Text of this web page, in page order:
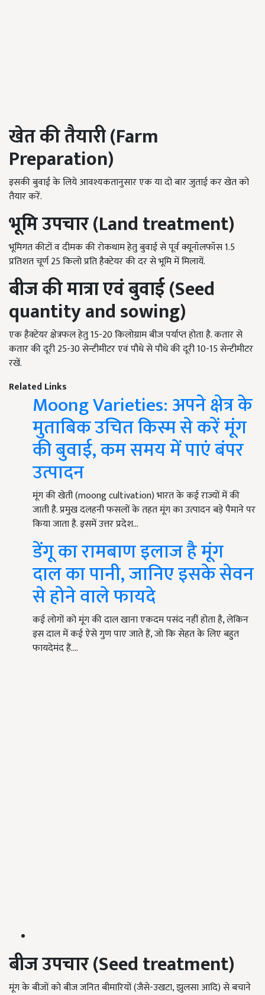
खेत की तैयारी (Farm
Preparation)
इसकी बुवाई के लिये आवश्यकतानुसार एक या दो बार जुताई कर खेत को
तैयार करें.
भूमि उपचार (Land treatment)
भूमिगत कीटों व दीमक की रोकथाम हेतु बुवाई से पूर्व क्यूनॉलफॉस 1.5
प्रतिशत चूर्ण 25 किलो प्रति हैक्टेयर की दर से भूमि में मिलायें.
बीज की मात्रा एवं बुवाई (Seed
quantity and sowing)
एक हैक्टेयर क्षेत्रफल हेतु 15-20 किलोग्राम बीज पर्याप्त होता है. कतार से
कतार की दूरी 25-30 सेन्टीमीटर एवं पौधे से पौधे की दूरी 10-15 सेन्टीमीटर
रखें.
Related Links
Moong Varieties: अपने क्षेत्र के
मुताबिक उचित किस्म से करें मूंग
की बुवाई, कम समय में पाएं बंपर
उत्पादन
मूंग की खेती (moong cultivation) भारत के कई राज्यों में की
जाती है. प्रमुख दलहनी फसलों के तहत मूंग का उत्पादन बड़े पैमाने पर
किया जाता है. इसमें उत्तर प्रदेश…
डेंगू का रामबाण इलाज है मूंग
दाल का पानी, जानिए इसके सेवन
से होने वाले फायदे
कई लोगों को मूंग की दाल खाना एकदम पसंद नहीं होता है, लेकिन
इस दाल में कई ऐसे गुण पाए जाते हैं, जो कि सेहत के लिए बहुत
फायदेमंद हैं.…
बीज उपचार (Seed treatment)
मूंग के बीजों को बीज जनित बीमारियों (जैसे-उखटा, झुलसा आदि) से बचाने